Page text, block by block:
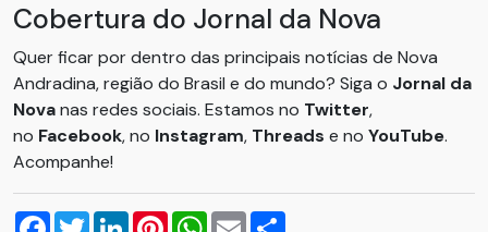
Cobertura do Jornal da Nova
Quer ficar por dentro das principais notícias de Nova
Andradina, região do Brasil e do mundo? Siga o Jornal da
Novanas redes sociais. Estamos no Twitter,
no Facebook, no Instagram, Threads e no YouTube.
Acompanhe!
Facebook
TwitterLinkedInPinterestWhatsApp
Email